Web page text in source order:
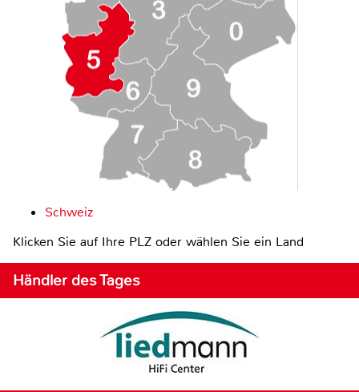
Schweiz
Klicken Sie auf Ihre PLZ oder wählen Sie ein Land
Händler des Tages